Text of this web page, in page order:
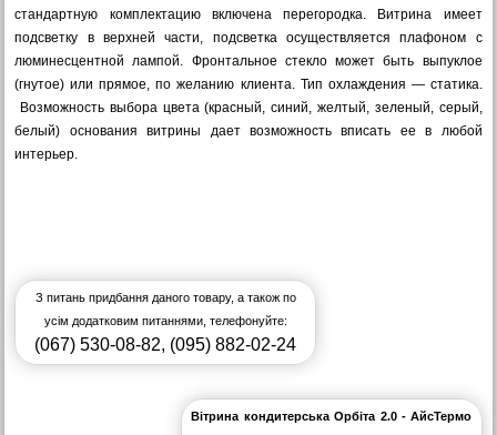
стандартную комплектацию включена перегородка.
Витрина имеет
подсветку в верхней части, подсветка осуществляется плафоном с
люминесцентной лампой. Фронтальное стекло может быть выпуклое
(гнутое) или прямое, по желанию клиента. Тип охлаждения — статика.
Возможность выбора цвета (красный, синий, желтый, зеленый, серый,
белый) основания витрины дает возможность вписать ее в любой
интерьер.
З питань придбання даного товару, а також по
усім додатковим питаннями, телефонуйте:
(067) 530-08-82, (095) 882-02-24
Вітрина кондитерська Орбіта 2.0 - АйсТермо